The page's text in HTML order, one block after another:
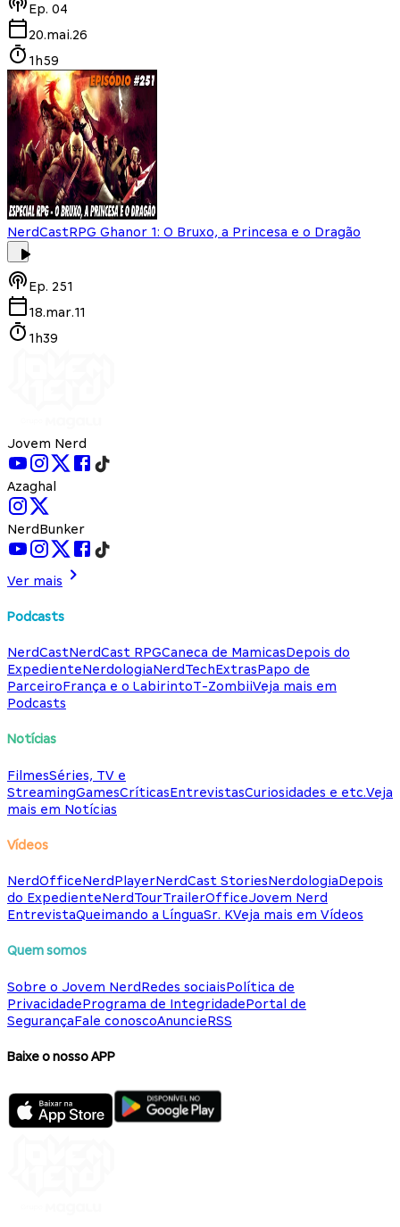
Ep. 04
20.mai.26
1h59
NerdCastRPG Ghanor 1: O Bruxo, a Princesa e o Dragão
Ep. 251
18.mar.11
1h39
Jovem Nerd
Azaghal
NerdBunker
Ver mais
Podcasts
NerdCastNerdCast RPGCaneca de MamicasDepois do
ExpedienteNerdologiaNerdTechExtrasPapo de
ParceiroFrança e o LabirintoT-ZombiiVeja mais em
Podcasts
Notícias
FilmesSéries, TV e
StreamingGamesCríticasEntrevistasCuriosidades e etc.Veja
mais em Notícias
Vídeos
NerdOfficeNerdPlayerNerdCast StoriesNerdologiaDepois
do ExpedienteNerdTourTrailerOfficeJovem Nerd
EntrevistaQueimando a LínguaSr. KVeja mais em Vídeos
Quem somos
Sobre o Jovem NerdRedes sociaisPolítica de
PrivacidadePrograma de IntegridadePortal de
SegurançaFale conoscoAnuncieRSS
Baixe o nosso APP